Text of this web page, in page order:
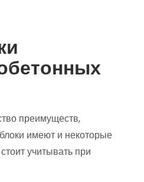
преимуществ,
имеют и некоторые
учитывать при